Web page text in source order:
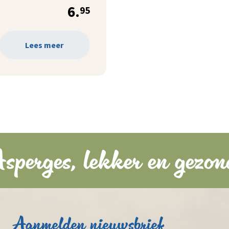
6.95
Lees meer
lekker en
Aanmelden nieuwsbrief